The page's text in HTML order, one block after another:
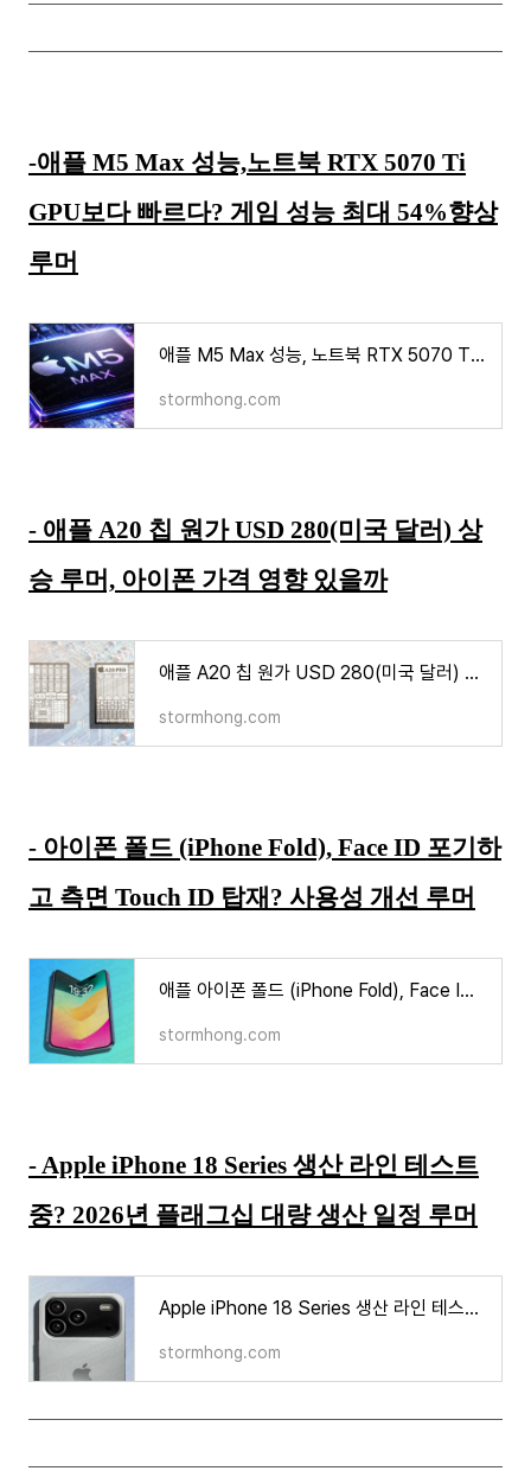
-애플 M5 Max 성능,노트북 RTX 5070 Ti
GPU보다 빠르다? 게임 성능 최대 54%향상
루머
애플 M5 Max 성능, 노트북 RTX 5070 Ti GPU보다 빠르다? 게임 성능 최대 54% 향상 루머
stormhong.com
- 애플 A20 칩 원가 USD 280(미국 달러) 상
승 루머, 아이폰 가격 영향 있을까
애플 A20 칩 원가 USD 280(미국 달러) 상승 루머, 아이폰 가격 영향 있을까
stormhong.com
- 아이폰 폴드 (iPhone Fold), Face ID 포기하
고 측면 Touch ID 탑재? 사용성 개선 루머
애플 아이폰 폴드 (iPhone Fold), Face ID 포기하고 측면 Touch ID 탑재? 사용성 개선 루머
stormhong.com
- Apple iPhone 18 Series 생산 라인 테스트
중? 2026년 플래그십 대량 생산 일정 루머
Apple iPhone 18 Series 생산 라인 테스트 중? 2026년 플래그십 대량 생산 일정 루머
stormhong.com